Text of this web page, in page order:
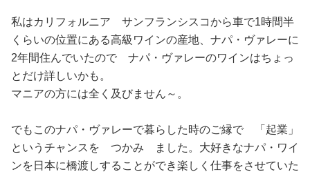
私はカリフォルニア サンフランシスコから車で1時間半
くらいの位置にある高級ワインの産地、ナパ・ヴァレーに
2年間住んでいたので ナパ・ヴァレーのワインはちょっ
とだけ詳しいかも。
マニアの方には全く及びません～。
でもこのナパ・ヴァレーで暮らした時のご縁で 「起業」
というチャンスを つかみ ました。大好きなナパ・ワイ
ンを日本に橋渡しすることができ楽しく仕事をさせていた